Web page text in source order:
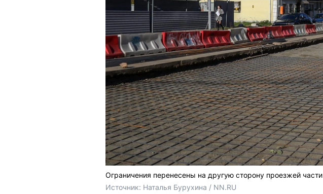
Ограничения перенесены на другую сторону проезжей части
Источник: Наталья Бурухина / NN.RU